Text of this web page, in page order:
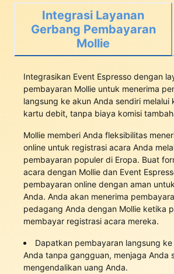
Integrasi Layanan
Gerbang Pembayaran
Mollie
Integrasikan Event Espresso dengan
pembayaran Mollie untuk menerima
langsung ke akun Anda sendiri melalui
kartu debit, tanpa biaya komisi
Mollie memberi Anda fleksibilitas
online untuk registrasi acara Anda
pembayaran populer di Eropa. Buat
acara dengan Mollie dan Event
pembayaran online dengan aman
Anda. Anda akan menerima
pedagang Anda dengan Mollie ketika
membayar registrasi acara mereka.
Dapatkan pembayaran langsung ke
Anda tanpa gangguan, menjaga Anda
mengendalikan uang Anda.